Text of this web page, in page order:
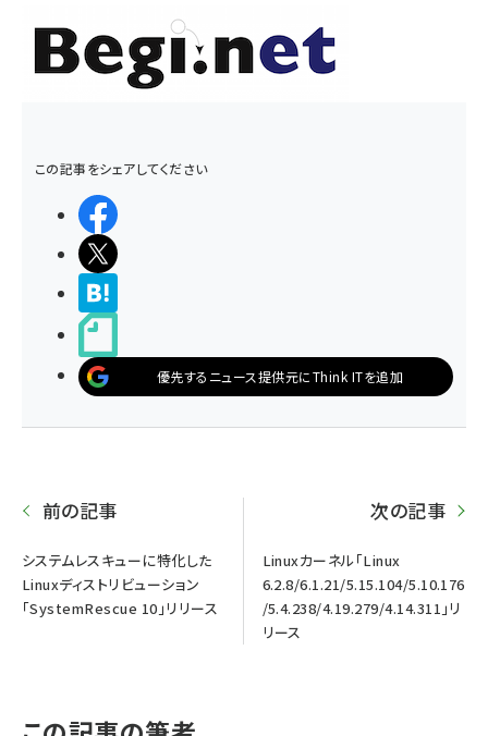
この記事をシェアしてください
優先するニュース提供元にThink ITを追加
前の記事
システムレスキューに特化した
Linuxディストリビューション
「SystemRescue 10」リリース
次の記事
Linuxカーネル「Linux
6.2.8/6.1.21/5.15.104/5.10.176
/5.4.238/4.19.279/4.14.311」リ
リース